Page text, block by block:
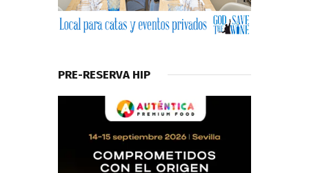
PRE-RESERVA HIP